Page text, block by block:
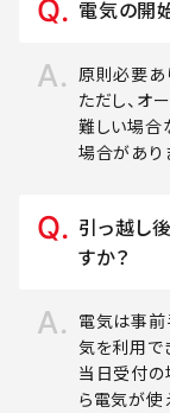
電気の開
原則必要あ
ただし、オ
難しい場合
場合があり
引っ越し
すか？
電気は事前
気を利用で
当日受付の
ら電気が使